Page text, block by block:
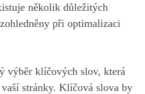
několik důležitých
při optimalizaci
výběr klíčových slov, která
stránky. Klíčová slova by